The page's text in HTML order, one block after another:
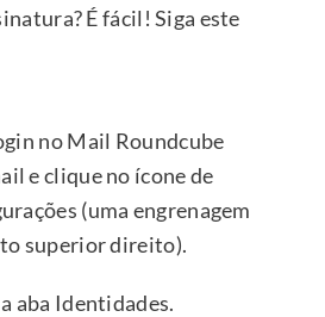
É fácil! Siga este
no Mail Roundcube
e clique no ícone de
(uma engrenagem
superior direito).
aba Identidades.